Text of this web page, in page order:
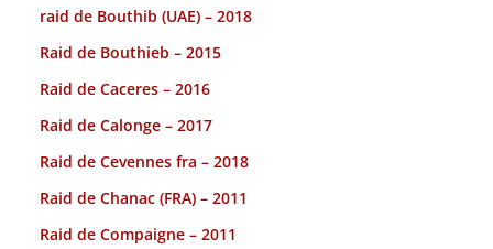
raid de Bouthib (UAE) – 2018
Raid de Bouthieb – 2015
Raid de Caceres – 2016
Raid de Calonge – 2017
Raid de Cevennes fra – 2018
Raid de Chanac (FRA) – 2011
Raid de Compaigne – 2011